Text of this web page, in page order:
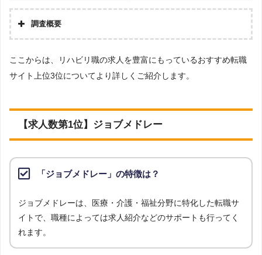
［解説2］転職エージェントは、自社が実際にコンタクトを取っている
企業の求人のみが掲載されているため、転職エージェントのチェックが
［解説3］転職エージェントも、複数の企業に同時応募できますが、転
イトでは自身で興味のある求人があればいくらでも自由に応募すること
ができます。
欲しいのか、企業の内情はどうなのかを理解しているため、より詳しい
［解説5］転職エージェントは、企業が欲しい人材と転職希望者が合致
している求人を紹介しているため、内定をもらいやすくなります。
調査概要
株式会社アドバンスフロー
調査対象とした転職サイトについて
調査対象とした求人について
調査日
求人数ランキング上部または下部に記載
ここからは、リハビリ職の求人を豊富にもっているおすすめ転職
サイト上位3位についてより詳しくご紹介します。
【求人数第1位】ジョブメドレー
「ジョブメドレー」の特徴は？
ジョブメドレーは、医療・介護・福祉分野に特化した転職サ
イトで、職種によっては求人紹介などのサポートも行ってく
れます。